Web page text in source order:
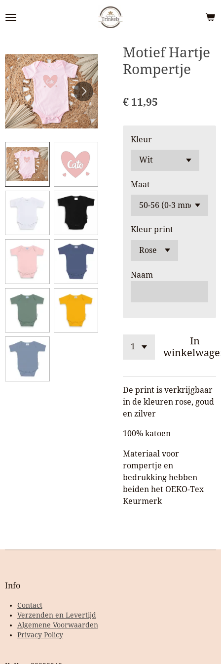
direct
hoofdinhoud
Motief Hartje
Rompertje
€ 11,95
Kleur
Maat
Kleur print
Naam
In
De print is verkrijgbaar
in de kleuren rose, goud
en zilver
100% katoen
Materiaal voor
rompertje en
bedrukking hebben
beiden het OEKO-Tex
Keurmerk
Info
Contact
Verzenden en Levertijd
Algemene Voorwaarden
Privacy Policy